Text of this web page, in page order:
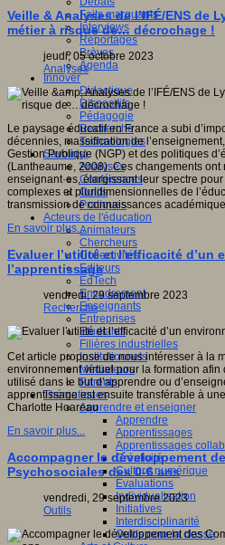
Faits marquants
Interviews
Reportages
Brèves
Agenda
Innover
Didactique
Dispositifs
Pédagogie
Recherche
Technologies
Savoir(s)
Analyses
Conférences
Outils
Pratiques
Acteurs de l'éducation
Animateurs
Chercheurs
Collectivités
Editeurs
EdTech
Encadrement
Enseignants
Entreprises
Etudiants
Filières industrielles
Institutionnels
Médiateurs
Parents
Thématiques
Apprendre et enseigner
Apprendre
Apprentissages
Apprentissages
Créativité
Culture numérique
Evaluations
Individualisation
Initiatives
Interdisciplinarité
Outils pour la classe
Veille & Analyses de l’IFÉ/ENS de
métier à risque de… décrochage !
jeudi, 05 octobre 2023
Analyses
Le paysage éducatif en France a subi
décennies, massification de
Gestion Publique (NGP) et des politiques
(Lantheaume, 2008). Ces changements
enseignant·es, élargissant leur spectre
complexes et pluridimensionnelles de
transmission de connaissances
En savoir plus...
Evaluer l’utilité et l’efficacité
l’apprentissage
vendredi, 29 septembre 2023
Recherche
Cet article propose de nous intéresser à la
environnement virtuel pour la formation afin
utilisé dans le but d’apprendre ou
apprentissage est ensuite transférable à
Charlotte Hoareau
En savoir plus...
Accompagner le développement
Psychosociales des 0-6 ans
vendredi, 29 septembre 2023
Outils